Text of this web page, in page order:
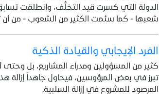
الدولة التي كسرت قيد التخلُّف، وانطلقت
شعبها - كما سئمت الكثير من الشعوب - من
الفرد الإيجابي والقيادة الذكية
كثير من المسؤولين ومدراء المشاريع، بل وحتى
تبرز في بعض المرؤوسين، فيحاول جاهداً إزالة
المرصود للمشروع في إزالة السلبية.